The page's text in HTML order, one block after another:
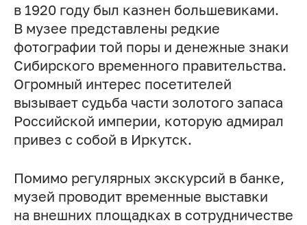
в 1920 году был казнен большевиками.
В музее представлены редкие
фотографии той поры и денежные знаки
Сибирского временного правительства.
Огромный интерес посетителей
вызывает судьба части золотого запаса
Российской империи, которую адмирал
привез с собой в Иркутск.
Помимо регулярных экскурсий в банке,
музей проводит временные выставки
на внешних площадках в сотрудничестве